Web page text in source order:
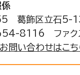
係
葛飾区立石5-
8116 ファ
問い合わせはこち